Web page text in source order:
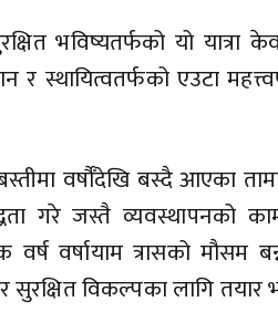
भविष्यतर्फको यो यात्रा
र स्थायित्वतर्फको एउटा
वर्षौँदेखि बस्दै आएका
गरे जस्तै व्यवस्थापनको
वर्षायाम त्रासको
सुरक्षित विकल्पका लागि